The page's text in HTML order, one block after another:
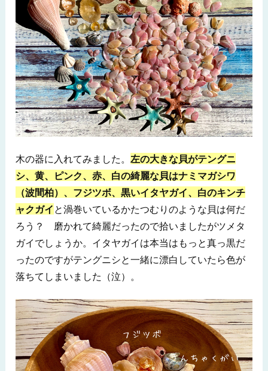
木の器に入れてみました。 左の大きな貝がテングニ
シ、黄、ピンク、赤、白の綺麗な貝はナミマガシワ
（波間柏）、フジツボ、黒いイタヤガイ、白のキンチ
ャクガイ と渦巻いているかたつむりのような貝は何だ
ろう？ 磨かれて綺麗だったので拾いましたがツメタ
ガイでしょうか。イタヤガイは本当はもっと真っ黒だ
ったのですがテングニシと一緒に漂白していたら色が
落ちてしまいました（泣）。